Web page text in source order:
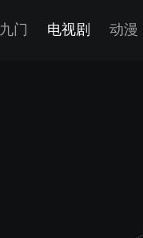
九门 电视剧 动漫